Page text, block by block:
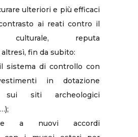
ulteriori e più efficaci
ai reati contro il
culturale, reputa
fin da subito:
sistema di controllo con
in dotazione
sui siti archeologici
a nuovi accordi